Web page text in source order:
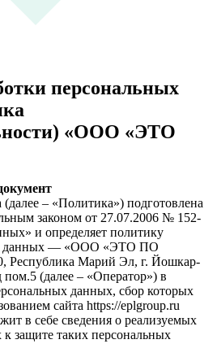
персональных
«ООО «ЭТО
– «Политика») подготовлена
законом от 27.07.2006 № 152-
и определяет политику
данных — «ООО «ЭТО ПО
Республика Марий Эл, г. Йошкар-
(далее – «Оператор») в
данных, сбор которых
сайта https://eplgroup.ru
в себе сведения о реализуемых
защите таких персональных